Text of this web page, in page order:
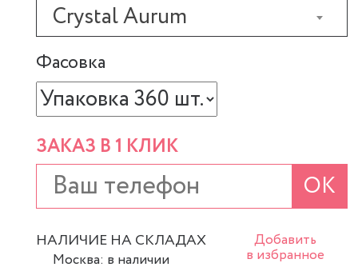
Crystal Aurum
Фасовка
ЗАКАЗ В 1 КЛИК
ОК
НАЛИЧИЕ НА СКЛАДАХ
Москва: в наличии
Добавить
в избранное